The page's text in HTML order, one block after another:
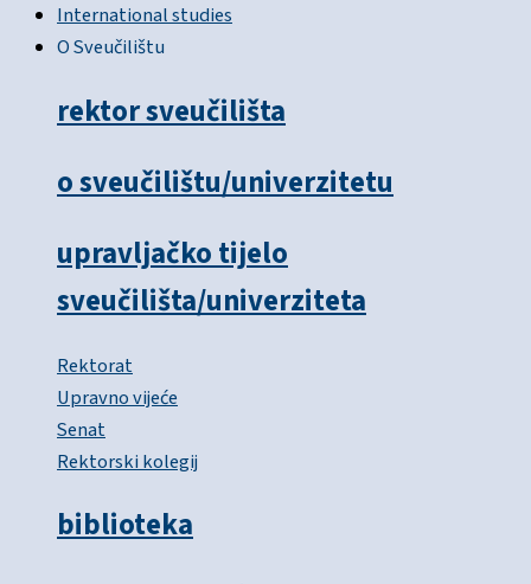
International studies
O Sveučilištu
rektor sveučilišta
o sveučilištu/univerzitetu
upravljačko tijelo
sveučilišta/univerziteta
Rektorat
Upravno vijeće
Senat
Rektorski kolegij
biblioteka